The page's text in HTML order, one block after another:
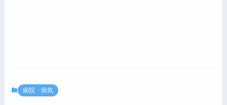
病院・病気